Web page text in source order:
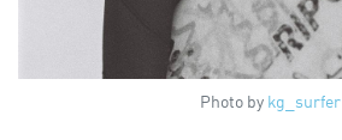
Photo by kg_surfer